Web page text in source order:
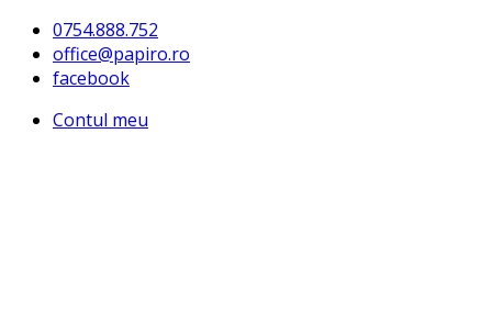
0754.888.752
office@papiro.ro
facebook
Contul meu